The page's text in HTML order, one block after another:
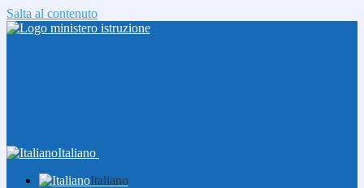
Salta al contenuto
Italiano
Italiano